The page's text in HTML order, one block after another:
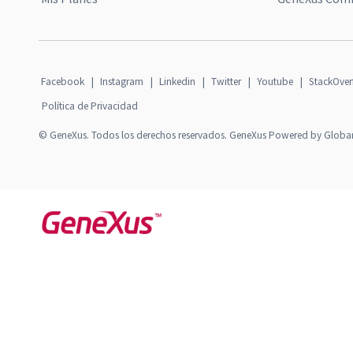
Facebook | Instagram | Linkedin | Twitter | Youtube |
Política de Privacidad
© GeneXus. Todos los derechos reservados. GeneXus Powered by